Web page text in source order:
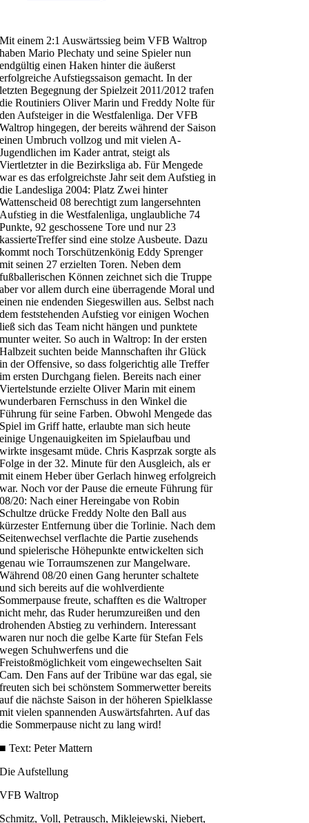
Mit einem 2:1 Auswärtssieg beim VFB Waltrop
haben Mario Plechaty und seine Spieler nun
endgültig einen Haken hinter die äußerst
erfolgreiche Aufstiegssaison gemacht. In der
letzten Begegnung der Spielzeit 2011/2012 trafen
die Routiniers Oliver Marin und Freddy Nolte für
den Aufsteiger in die Westfalenliga. Der VFB
Waltrop hingegen, der bereits während der Saison
einen Umbruch vollzog und mit vielen A-
Jugendlichen im Kader antrat, steigt als
Viertletzter in die Bezirksliga ab. Für Mengede
war es das erfolgreichste Jahr seit dem Aufstieg in
die Landesliga 2004: Platz Zwei hinter
Wattenscheid 08 berechtigt zum langersehnten
Aufstieg in die Westfalenliga, unglaubliche 74
Punkte, 92 geschossene Tore und nur 23
kassierteTreffer sind eine stolze Ausbeute. Dazu
kommt noch Torschützenkönig Eddy Sprenger
mit seinen 27 erzielten Toren. Neben dem
fußballerischen Können zeichnet sich die Truppe
aber vor allem durch eine überragende Moral und
einen nie endenden Siegeswillen aus. Selbst nach
dem feststehenden Aufstieg vor einigen Wochen
ließ sich das Team nicht hängen und punktete
munter weiter. So auch in Waltrop: In der ersten
Halbzeit suchten beide Mannschaften ihr Glück
in der Offensive, so dass folgerichtig alle Treffer
im ersten Durchgang fielen. Bereits nach einer
Viertelstunde erzielte Oliver Marin mit einem
wunderbaren Fernschuss in den Winkel die
Führung für seine Farben. Obwohl Mengede das
Spiel im Griff hatte, erlaubte man sich heute
einige Ungenauigkeiten im Spielaufbau und
wirkte insgesamt müde. Chris Kasprzak sorgte als
Folge in der 32. Minute für den Ausgleich, als er
mit einem Heber über Gerlach hinweg erfolgreich
war. Noch vor der Pause die erneute Führung für
08/20: Nach einer Hereingabe von Robin
Schultze drücke Freddy Nolte den Ball aus
kürzester Entfernung über die Torlinie. Nach dem
Seitenwechsel verflachte die Partie zusehends
und spielerische Höhepunkte entwickelten sich
genau wie Torraumszenen zur Mangelware.
Während 08/20 einen Gang herunter schaltete
und sich bereits auf die wohlverdiente
Sommerpause freute, schafften es die Waltroper
nicht mehr, das Ruder herumzureißen und den
drohenden Abstieg zu verhindern. Interessant
waren nur noch die gelbe Karte für Stefan Fels
wegen Schuhwerfens und die
Freistoßmöglichkeit vom eingewechselten Sait
Cam. Den Fans auf der Tribüne war das egal, sie
freuten sich bei schönstem Sommerwetter bereits
auf die nächste Saison in der höheren Spielklasse
mit vielen spannenden Auswärtsfahrten. Auf das
die Sommerpause nicht zu lang wird!
■ Text: Peter Mattern
Die Aufstellung
VFB Waltrop
Schmitz, Voll, Petrausch, Miklejewski, Niebert,